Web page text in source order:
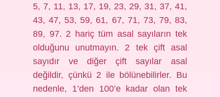
5, 7, 11, 13, 17, 19, 23, 29, 31, 37, 41,
43, 47, 53, 59, 61, 67, 71, 73, 79, 83,
89, 97. 2 hariç tüm asal sayıların tek
olduğunu unutmayın. 2 tek çift asal
sayıdır ve diğer çift sayılar asal
değildir, çünkü 2 ile bölünebilirler. Bu
nedenle, 1’den 100’e kadar olan tek